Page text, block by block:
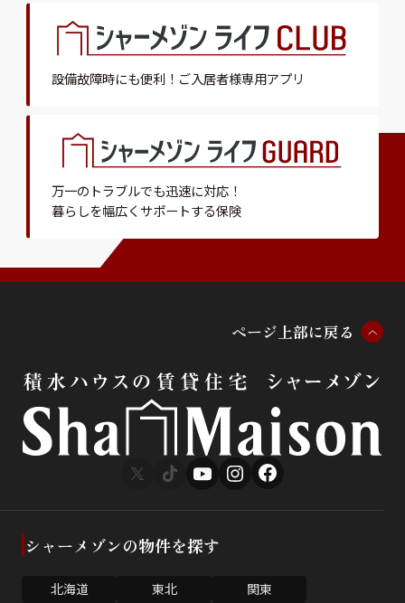
設備故障時にも便利！ ご入居者様専用アプリ
万一のトラブルでも迅速に対応！
暮らしを幅広くサポートする保険
ページ 上部に戻る
シャーメゾンの物件を探す
北海道 東北
関東